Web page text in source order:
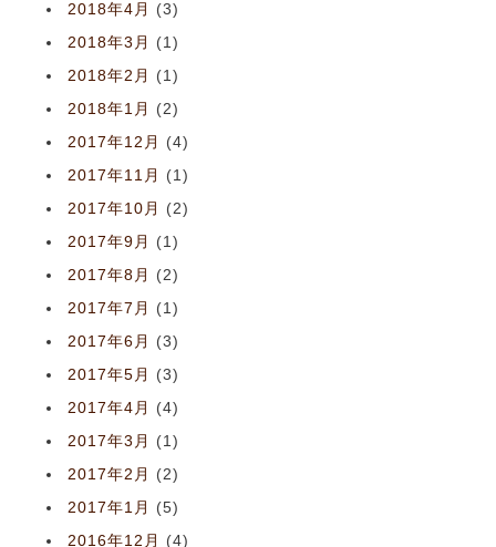
2018年4月
(3)
2018年3月
(1)
2018年2月
(1)
2018年1月
(2)
2017年12月
(4)
2017年11月
(1)
2017年10月
(2)
2017年9月
(1)
2017年8月
(2)
2017年7月
(1)
2017年6月
(3)
2017年5月
(3)
2017年4月
(4)
2017年3月
(1)
2017年2月
(2)
2017年1月
(5)
2016年12月
(4)